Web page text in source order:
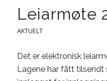
Leiarmøte
AKTUELT
Det er elektronisk
Lagene har fått tilsendt